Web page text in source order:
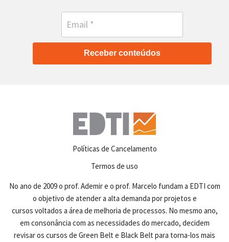
Receber conteúdos
Políticas de Cancelamento
Termos de uso
No ano de 2009 o prof. Ademir e o prof. Marcelo fundam a EDTI com
o objetivo de atender a alta demanda por projetos e
cursos voltados a área de melhoria de processos. No mesmo ano,
em consonância com as necessidades do mercado, decidem
revisar os cursos de Green Belt e Black Belt para torna-los mais